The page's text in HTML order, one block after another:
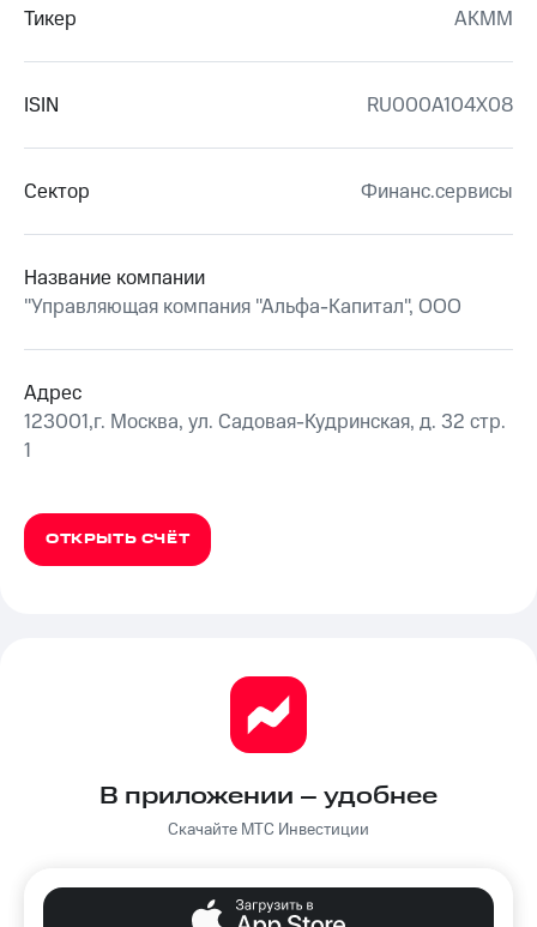
Тикер AKMM
ISIN RU000A104X08
Сектор Финанс.сервисы
Название компании
"Управляющая компания "Альфа-Капитал", ООО
Адрес
123001,г. Москва, ул. Садовая-Кудринская, д. 32 стр.
1
ОТКРЫТЬ СЧЁТ
В приложении – удобнее
Скачайте МТС Инвестиции